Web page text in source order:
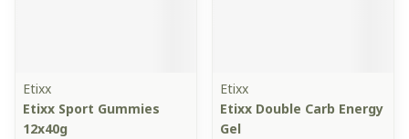
Etixx
Etixx Sport Gummies
12x40g
Etixx
Etixx Double Carb Energy
Gel